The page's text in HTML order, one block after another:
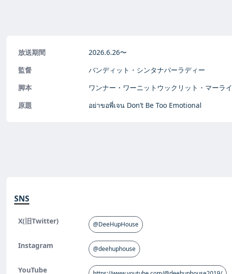
放送期間
2026.6.26〜
監督
バンディット・シンタナパーラディー
脚本
ワンナー・ワーニットウックリット・マーライ
原題
อย่าขอพี่เจน Don’t Be Too Emotional
SNS
X(旧Twitter) @DeeHupHouse
Instagram @deehuphouse
YouTube